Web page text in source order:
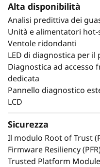
diretta E3.S o 24
azienda le
prestazioni e
carichi di
*Rispetto a
Alta disponibilità
Analisi predittiva dei
Unità e alimentatori
Ventole ridondanti
LED di diagnostica per
Diagnostica ad accesso
dedicata
Pannello diagnostico
LCD
Sicurezza
Il modulo Root of Trust
Firmware Resiliency
Trusted Platform Module